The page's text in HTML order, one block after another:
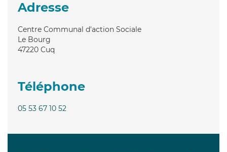
Adresse
Centre Communal d'action Sociale
Le Bourg
47220 Cuq
Téléphone
05 53 67 10 52